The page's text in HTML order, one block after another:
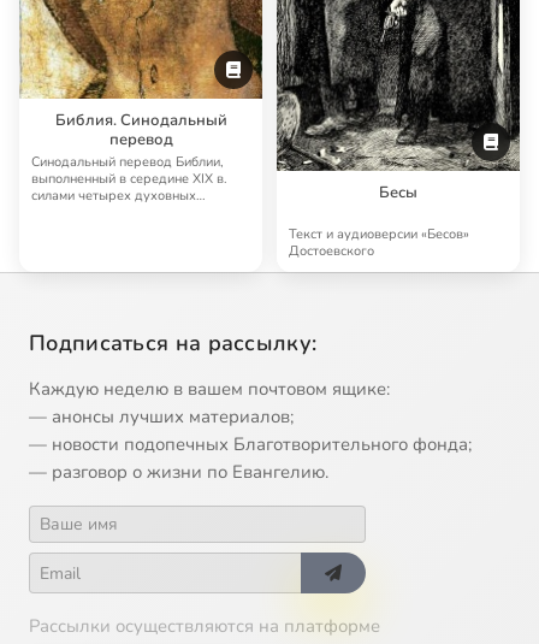
Библия. Синодальный
перевод
Синодальный перевод Библии,
выполненный в середине XIX в.
силами четырех духовных
Бесы
Текст и аудиоверсии «Бесов»
Достоевского
Подписаться на рассылку:
Каждую неделю в вашем почтовом ящике:
— анонсы лучших материалов;
— новости подопечных Благотворительного фонда;
— разговор о жизни по Евангелию.
Рассылки осуществляются на платформе